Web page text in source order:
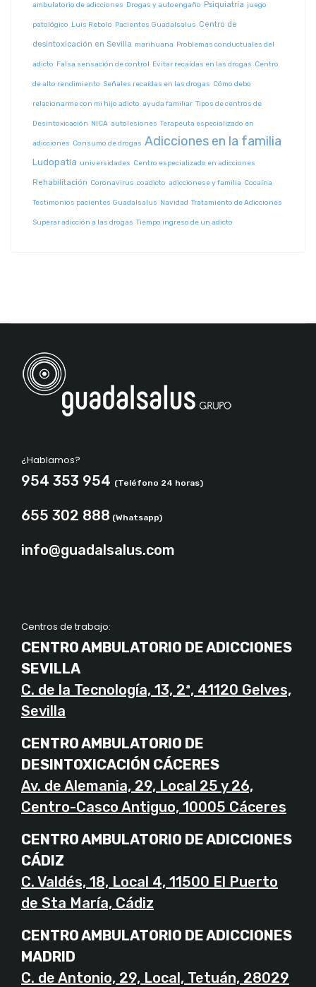
ambulatorio de adicciones Drogas y autoengaño Psiquiatría juego
patológico Luis Rebolo Pacientes Guadalsalus Centro de
desintoxicación en Sevilla marihuana Problemas conductuales del
adicto Falsa sensación de control Evitar recaídas en las drogas Centro
de alto rendimiento Señales recaídas en las drogas Cómo debo
relacionarme con mi hijo adicto ayuda familiar Tipos de centros de
Desintoxicación NICA autolesiones Terapeuta especializado en
adicciones Consumo de drogas Adicciones en la familia
Ludopatía universidades Centro especializado en adicciones
Rehabilitación Coronavirus coadicto adiccionese y familia Cocaína
Testimonios pacientes Guadalsalus Navidad Tratamiento de Adicciones
Superar adicción a las drogas Tiempo ingreso de un adicto
¿Hablamos?
954 353 954 (Teléfono 24 horas)
655 302 888 (Whatsapp)
info@guadalsalus.com
Centros de trabajo:
CENTRO AMBULATORIO DE ADICCIONES
SEVILLA
C. de la Tecnología, 13, 2ª, 41120 Gelves,
Sevilla
CENTRO AMBULATORIO DE
DESINTOXICACIÓN CÁCERES
Av. de Alemania, 29, Local 25 y 26,
Centro-Casco Antiguo, 10005 Cáceres
CENTRO AMBULATORIO DE ADICCIONES
CÁDIZ
C. Valdés, 18, Local 4, 11500 El Puerto
de Sta María, Cádiz
CENTRO AMBULATORIO DE ADICCIONES
MADRID
C. de Antonio, 29, Local, Tetuán, 28029